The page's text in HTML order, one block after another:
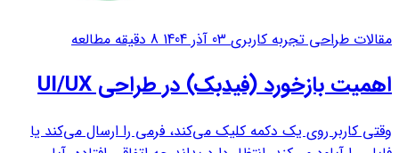
مقالات طراحی تجربه کاربری 03 آذر 1404 8 دقیقه مطالعه
اهمیت بازخورد (فیدبک) در طراحی UI/UX
وقتی کاربر روی یک دکمه کلیک می‌کند، فرمی را ارسال می‌کند یا